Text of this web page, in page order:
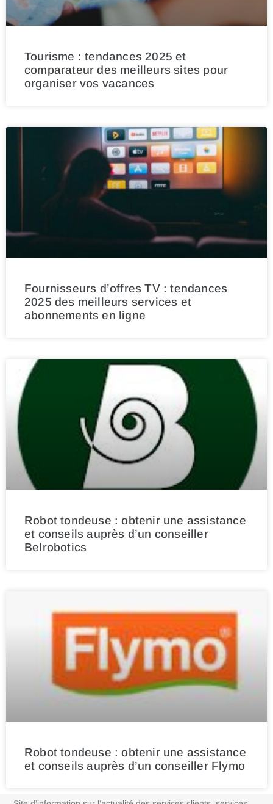
Tourisme : tendances 2025 et
comparateur des meilleurs sites pour
organiser vos vacances
Fournisseurs d’offres TV : tendances
2025 des meilleurs services et
abonnements en ligne
Robot tondeuse : obtenir une assistance
et conseils auprès d’un conseiller
Belrobotics
Robot tondeuse : obtenir une assistance
et conseils auprès d’un conseiller Flymo